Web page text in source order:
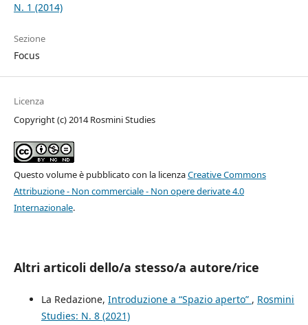
N. 1 (2014)
Sezione
Focus
Licenza
Copyright (c) 2014 Rosmini Studies
Questo volume è pubblicato con la licenzaCreative Commons
Attribuzione - Non commerciale - Non opere derivate 4.0
Internazionale.
Altri articoli dello/a stesso/a autore/rice
La Redazione, Introduzione a “Spazio aperto” , Rosmini
Studies: N. 8 (2021)